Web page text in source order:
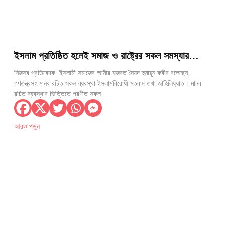
ইসলাম প্রতিষ্ঠিত হলেই সমাজ ও রাষ্ট্রের সকল সমস্যার
সমাধান হবে —আমীর, ইসলামী সমাজ
নিজস্ব প্রতিবেদক: ইসলামী সমাজের আমীর হজরত সৈয়দ হুমায়ূন কবীর বলেছেন,
গণতন্ত্রসহ মানব রচিত সকল ব্যবস্থা ইসলামবিরোধী মতবাদ তথা জাহিলিয়্যাত। মানব
রচিত ব্যবস্থার ভিত্তিতে প্রণীত সকল
আরও পড়ুন